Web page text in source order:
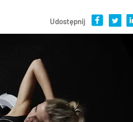
Udostępnij